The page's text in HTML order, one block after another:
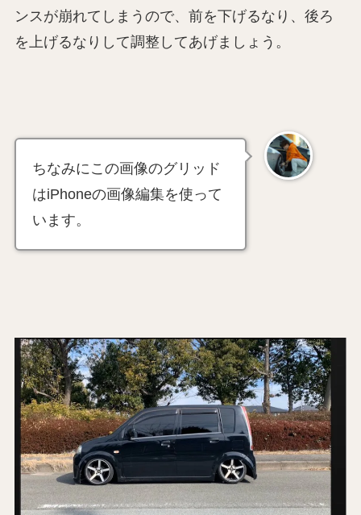
ンスが崩れてしまうので、前を下げるなり、後ろ
を上げるなりして調整してあげましょう。
ちなみにこの画像のグリッド
はiPhoneの画像編集を使って
います。